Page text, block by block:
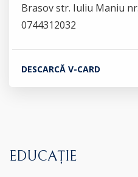
Brasov str. Iuliu Maniu
0744312032
DESCARCĂ V-CARD
EDUCAȚIE